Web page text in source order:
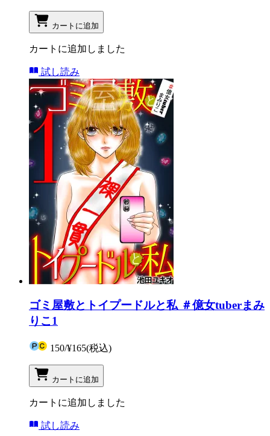
カートに追加
カートに追加しました
試し読み
ゴミ屋敷とトイプードルと私 ＃億女tuberまみ
りこ1
150/¥165(税込)
カートに追加
カートに追加しました
試し読み